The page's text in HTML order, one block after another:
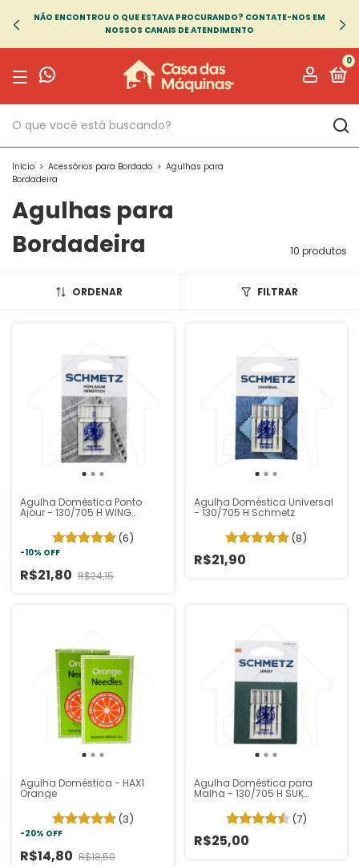
NÃO ENCONTROU O QUE ESTAVA PROCURANDO? CONTATE-NOS EM
NOSSOS CANAIS DE ATENDIMENTO
0
Início > Acessórios para Bordado > Agulhas para
Bordadeira
Agulhas para
Bordadeira
10 produtos
ORDENAR FILTRAR
Agulha Doméstica Ponto
Ajour - 130/705 H WING
(6)
-10% OFF
R$21,80 R$24,15
Agulha Doméstica Universal
- 130/705 H Schmetz
(8)
R$21,90
Agulha Doméstica - HAX1
Orange
(3)
-20% OFF
R$14,80 R$18,50
Agulha Doméstica para
Malha - 130/705 H SUK
(7)
R$25,00